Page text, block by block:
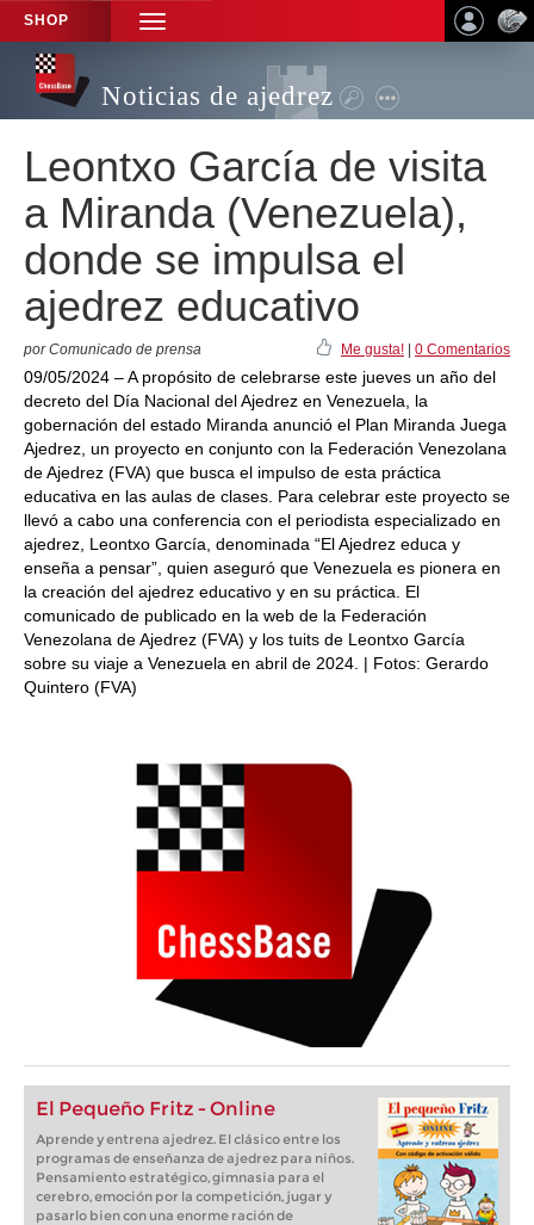
SHOP
TOGGLE
NAVIGATION
Noticias de ajedrez
Leontxo García de visita
a Miranda (Venezuela),
donde se impulsa el
ajedrez educativo
por Comunicado de prensa Me gusta! 0 Comentarios
09/05/2024 – A propósito de celebrarse este jueves un año del
decreto del Día Nacional del Ajedrez en Venezuela, la
gobernación del estado Miranda anunció el Plan Miranda Juega
Ajedrez, un proyecto en conjunto con la Federación Venezolana
de Ajedrez (FVA) que busca el impulso de esta práctica
educativa en las aulas de clases. Para celebrar este proyecto se
llevó a cabo una conferencia con el periodista especializado en
ajedrez, Leontxo García, denominada “El Ajedrez educa y
enseña a pensar”, quien aseguró que Venezuela es pionera en
la creación del ajedrez educativo y en su práctica. El
comunicado de publicado en la web de la Federación
Venezolana de Ajedrez (FVA) y los tuits de Leontxo García
sobre su viaje a Venezuela en abril de 2024. | Fotos: Gerardo
Quintero (FVA)
El Pequeño Fritz - Online
Aprende y entrena ajedrez. El clásico entre los
programas de enseñanza de ajedrez para niños.
Pensamiento estratégico, gimnasia para el
cerebro, emoción por la competición, jugar y
pasarlo bien con una enorme ración de